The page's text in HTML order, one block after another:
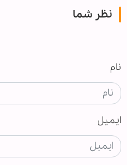
نظر شما
نام
ایمیل